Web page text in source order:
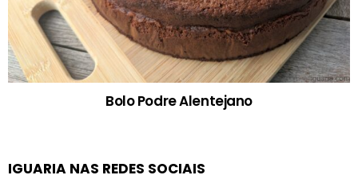
Bolo Podre Alentejano
IGUARIA NAS REDES SOCIAIS